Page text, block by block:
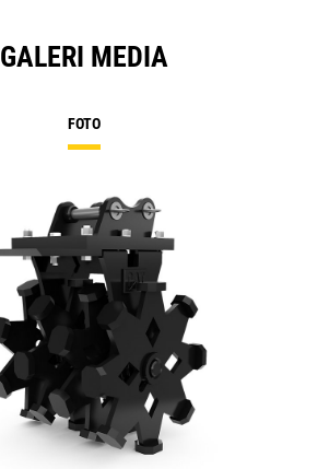
GALERI MEDIA
FOTO